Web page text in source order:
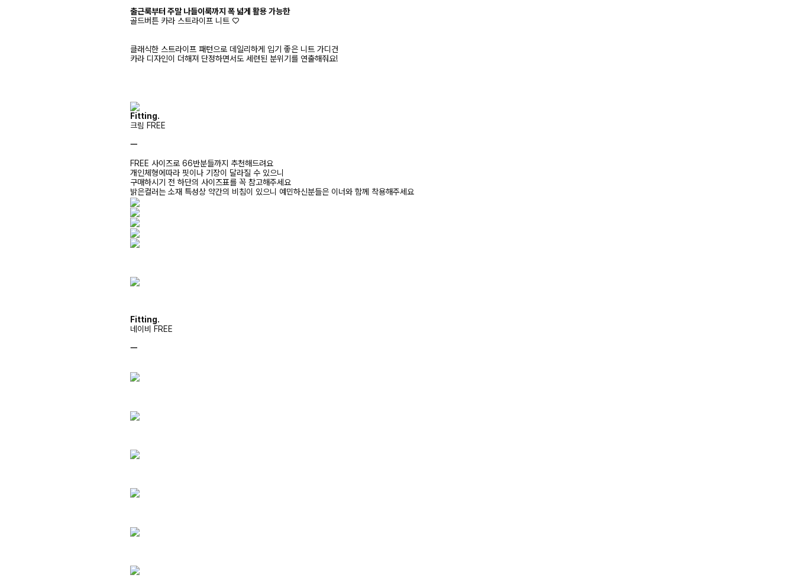
출근룩부터 주말 나들이룩까지 폭 넓게 활용 가능한
골드버튼 카라 스트라이프 니트 ♡
클래식한 스트라이프 패턴으로 데일리하게 입기 좋은 니트 가디건
카라 디자인이 더해져 단정하면서도 세련된 분위기를 연출해줘요!
Fitting.
크림 FREE
ㅡ
FREE 사이즈로 66반분들까지 추천해드려요
개인체형에따라 핏이나 기장이 달라질 수 있으니
구매하시기 전 하단의 사이즈표를 꼭 참고해주세요
밝은컬러는 소재 특성상 약간의 비침이 있으니 예민하신분들은 이너와 함께 착용해주세요
Fitting.
네이비 FREE
ㅡ